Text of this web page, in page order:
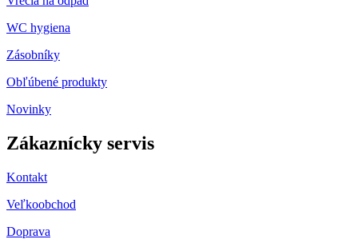
WC hygiena
Zásobníky
Obľúbené produkty
Novinky
Zákaznícky servis
Kontakt
Veľkoobchod
Doprava